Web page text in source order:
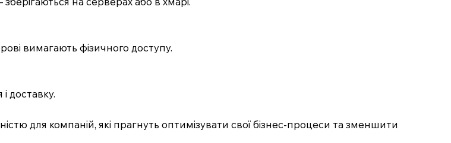
вимагають фізичного доступу.
доставку.
для компаній, які прагнуть оптимізувати свої бізнес-процеси та зменшити